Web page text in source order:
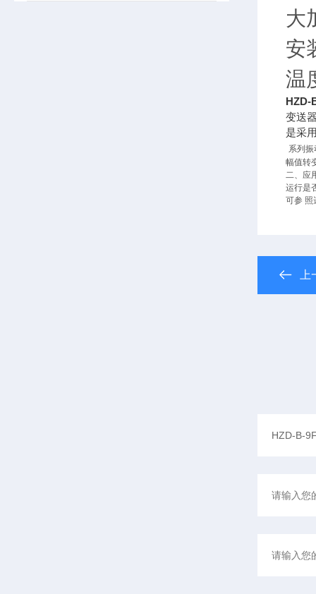
大
安
温
HZD-
变送
是采
系列
幅值转
二、应
运行是
可参 照